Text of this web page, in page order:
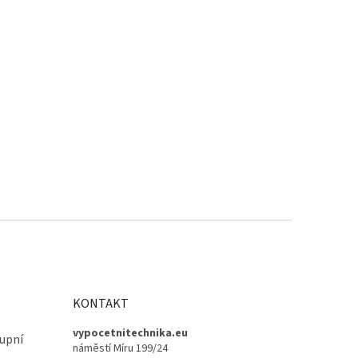
KONTAKT
vypocetnitechnika.eu
náměstí Míru 199/24